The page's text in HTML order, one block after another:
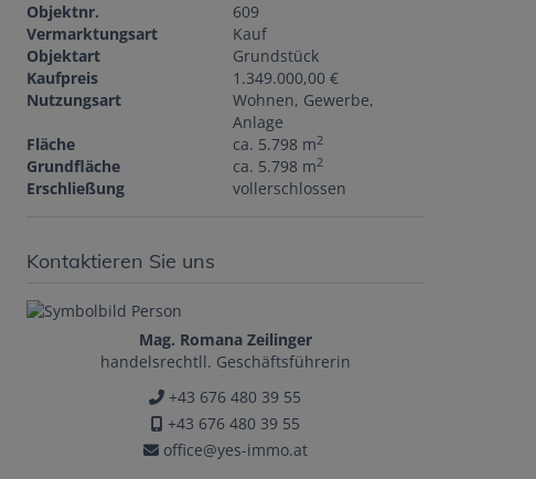
Objektnr.
609
Vermarktungsart
Kauf
Objektart
Grundstück
Kaufpreis
1.349.000,00 €
Nutzungsart
Wohnen Gewerbe
Anlage
Fläche
ca. 5.798 m2
Grundfläche ca. 5.798 m2
Erschließung vollerschlossen
Kontaktieren Sie uns
Mag. Romana Zeilinger
handelsrechtll. Geschäftsführerin
+43 676 480 39 55
+43 676 480 39 55
office@yes-immo.at